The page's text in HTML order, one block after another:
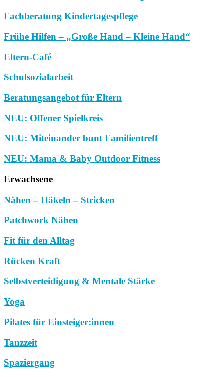
Fachberatung Kindertagespflege
Frühe Hilfen – „Große Hand – Kleine Hand“
Eltern-Café
Schulsozialarbeit
Beratungsangebot für Eltern
NEU: Offener Spielkreis
NEU: Miteinander bunt Familientreff
NEU: Mama & Baby Outdoor Fitness
Erwachsene
Nähen – Häkeln – Stricken
Patchwork Nähen
Fit für den Alltag
Rücken Kraft
Selbstverteidigung & Mentale Stärke
Yoga
Pilates für Einsteiger:innen
Tanzzeit
Spaziergang